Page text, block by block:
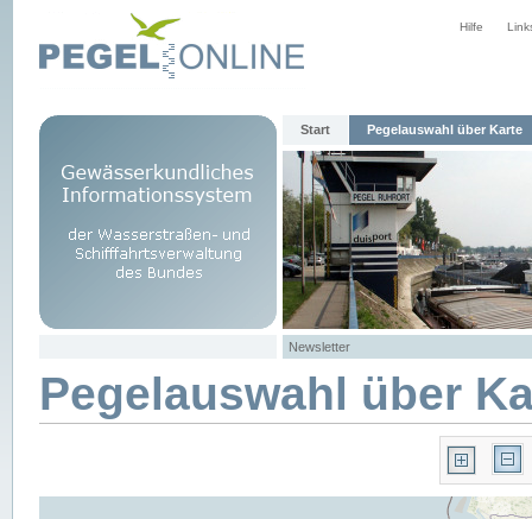
Hilfe
Start Pegelauswahl über Karte
Newsletter
Pegelauswahl über